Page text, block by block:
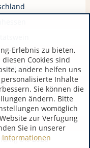
bis 2028
Erlebnis zu bieten,
Cookies sind
andere helfen uns
Inhalte
Sie können die
ändern. Bitte
womöglich
zur Verfügung
Sie in unserer
Informationen